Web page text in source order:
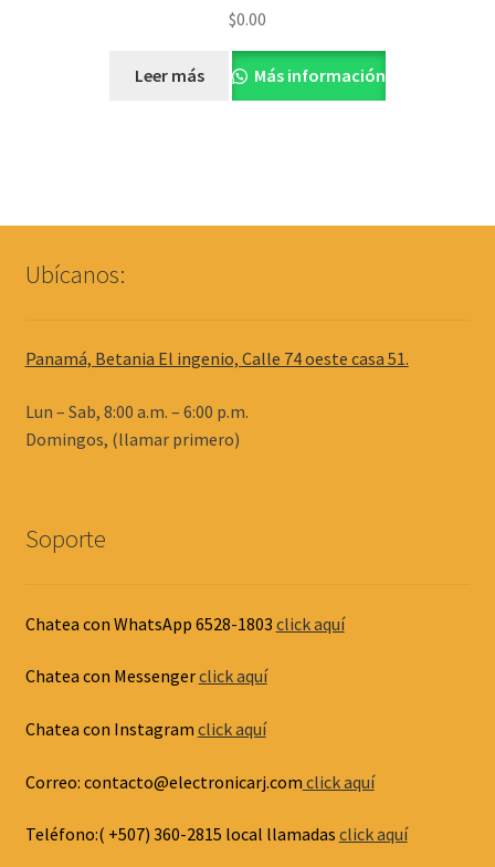
$0.00
Leer más Más información
Ubícanos:
Panamá, Betania El ingenio, Calle 74 oeste casa 51.
Lun – Sab, 8:00 a.m. – 6:00 p.m.
Domingos, (llamar primero)
Soporte
Chatea con WhatsApp 6528-1803 click aquí
Chatea con Messengerclick aquí
Chatea con Instagram click aquí
Correo: contacto@electronicarj.com click aquí
Teléfono:( +507) 360-2815 local llamadas click aquí